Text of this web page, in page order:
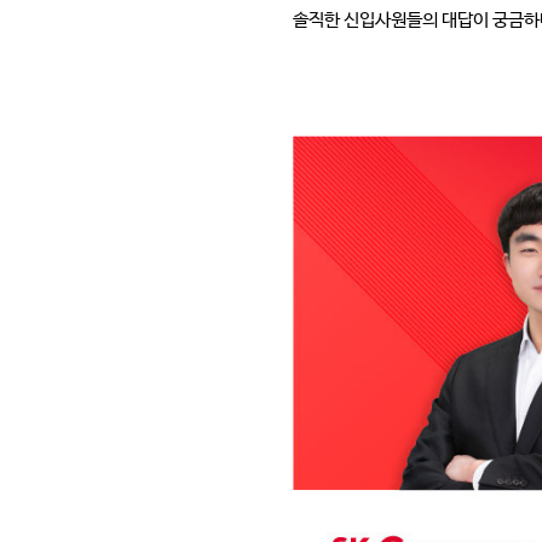
솔직한 신입사원들의 대답이 궁금